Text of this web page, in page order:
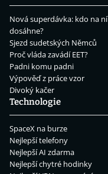
Nová superdávka: kdo na ní
dosáhne?
Sjezd sudetských Němců
Proč vláda zavádí EET?
Padni komu padni
Výpověď z práce vzor
Divoký kačer
Technologie
SpaceX na burze
Nejlepší telefony
Nejlepší AI zdarma
Nejlepší chytré hodinky